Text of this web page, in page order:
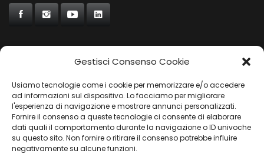
Gestisci Consenso Cookie
Usiamo tecnologie come i cookie per memorizzare e/o accedere
ad informazioni sul dispositivo. Lo facciamo per migliorare
l'esperienza di navigazione e mostrare annunci personalizzati.
Fornire il consenso a queste tecnologie ci consente di elaborare
dati quali il comportamento durante la navigazione o ID univoche
su questo sito. Non fornire o ritirare il consenso potrebbe influire
negativamente su alcune funzioni.
CONCORDE
AUTOCHIAVARI
Gruppo Carfin SPA |P.IVA: 03859710109 |Sede Legale:
Via L. Perini 50 - 16152 Genova | © 2025